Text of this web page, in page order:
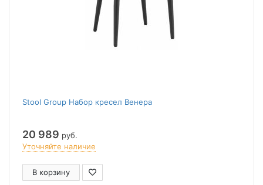
Stool Group Набор кресел Венера
20 989 руб.
Уточняйте наличие
В корзину